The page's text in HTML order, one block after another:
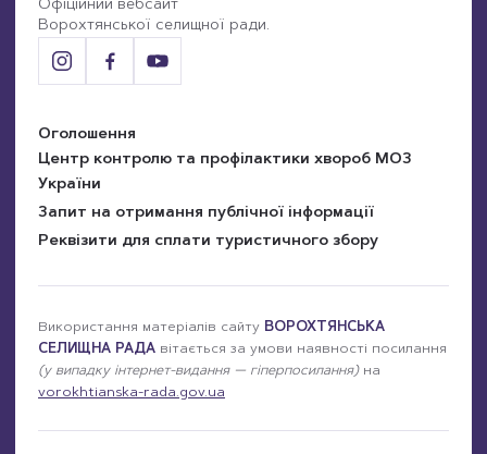
Офіційний вебсайт
Ворохтянської селищної ради.
Оголошення
Центр контролю та профілактики хвороб МОЗ
України
Запит на отримання публічної інформації
Реквізити для сплати туристичного збору
Використання матеріалів сайту ВОРОХТЯНСЬКА
СЕЛИЩНА РАДА вітається за умови наявності посилання
(у випадку інтернет-видання — гіперпосилання)на
vorokhtianska-rada.gov.ua